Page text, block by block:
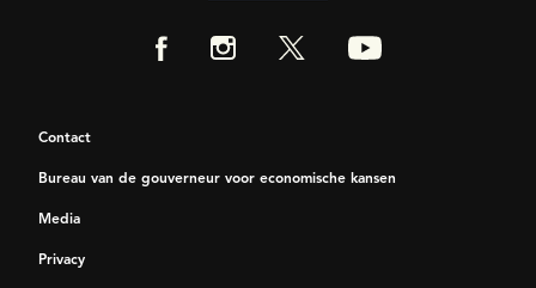
Contact
Bureau van de gouverneur voor economische kansen
Media
Privacy